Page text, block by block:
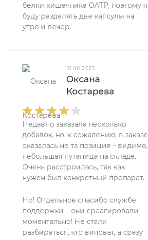
белки кишечника OATP, поэтому я
буду разделять две капсулы на
утро и вечер.
11.06.2025
Оксана
Костарева
Недавно заказала несколько
добавок, но, к сожалению, в заказе
оказалась не та позиция – видимо,
небольшая путаница на складе.
Очень расстроилась, так как
нужен был конкретный препарат.
Но! Отдельное спасибо службе
поддержки – они среагировали
моментально! Не стали
разбираться, кто виноват, а сразу